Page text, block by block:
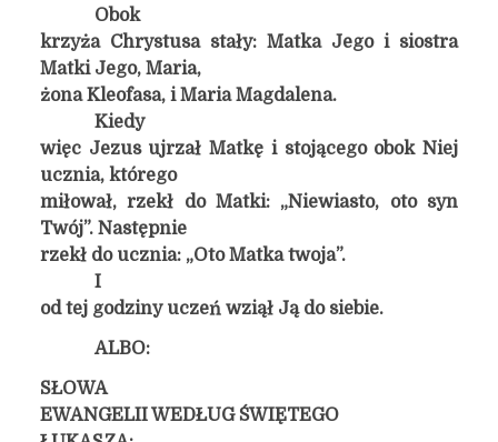
Obok
krzyża Chrystusa stały: Matka Jego i siostra
Matki Jego, Maria,
żona Kleofasa, i Maria Magdalena.
Kiedy
więc Jezus ujrzał Matkę i stojącego obok Niej
ucznia, którego
miłował, rzekł do Matki: „Niewiasto, oto syn
Twój”. Następnie
rzekł do ucznia: „Oto Matka twoja”.
I
od tej godziny uczeń wziął Ją do siebie.
ALBO:
SŁOWA
EWANGELII WEDŁUG ŚWIĘTEGO